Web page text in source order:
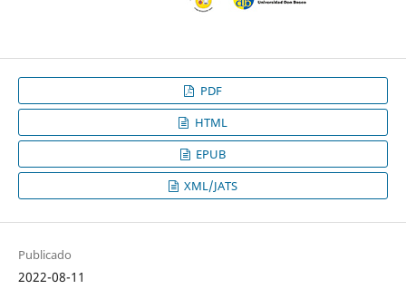
PDF
HTML
EPUB
XML/JATS
Publicado
2022-08-11